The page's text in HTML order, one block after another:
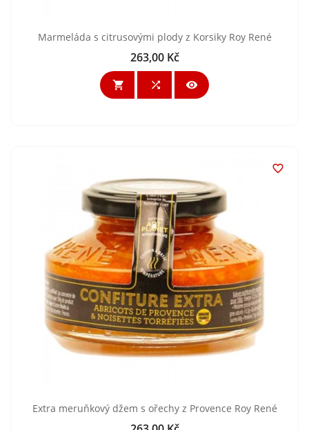
Marmeláda s citrusovými plody z Korsiky Roy René
Cena
263,00 Kč
  

Extra meruňkový džem s ořechy z Provence Roy René